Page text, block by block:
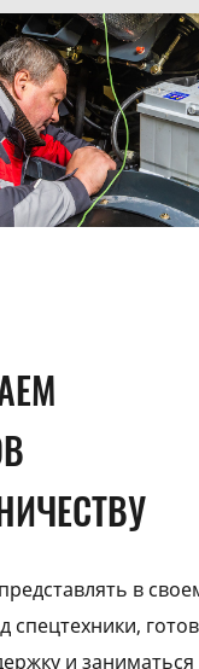
в
спецтехники,
и